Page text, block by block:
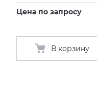
Цена по запросу
В корзину